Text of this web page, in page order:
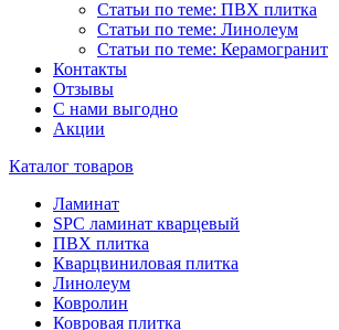
Статьи по теме: ПВХ плитка
Статьи по теме: Линолеум
Статьи по теме: Керамогранит
Контакты
Отзывы
С нами выгодно
Акции
Каталог товаров
Ламинат
SPC ламинат кварцевый
ПВХ плитка
Кварцвиниловая плитка
Линолеум
Ковролин
Ковровая плитка